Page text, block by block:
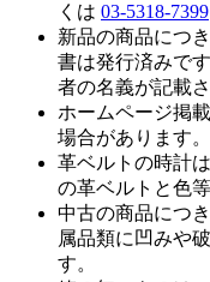
くは 03-5318-7399
新品の商品につ
書は発行済みで
者の名義が記載
ホームページ掲
場合があります。
革ベルトの時計
の革ベルトと色
中古の商品につ
属品類に凹みや
す。